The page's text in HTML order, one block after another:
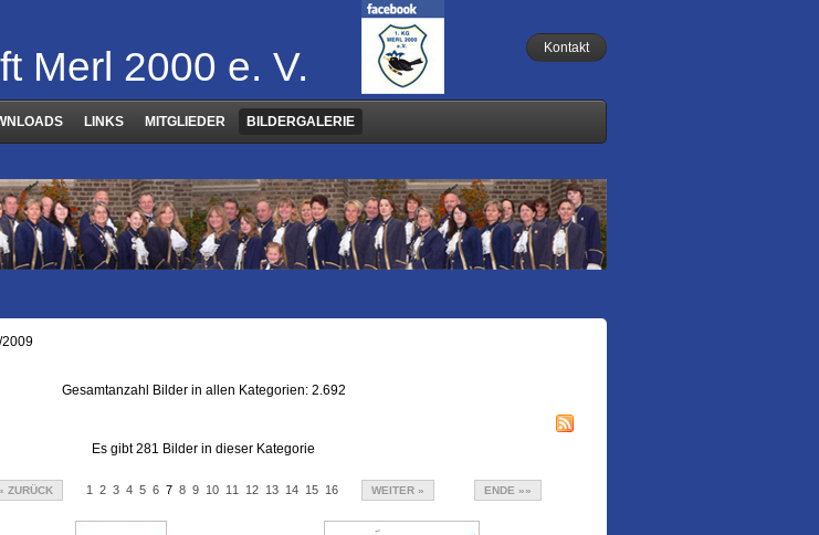
Merl 2000 e. V. Kontakt
LINKS MITGLIEDER BILDERGALERIE
2009
Gesamtanzahl Bilder in allen Kategorien: 2.692
Es gibt 281 Bilder in dieser Kategorie
ZURÜCK 1 2 3 4 5 6 7 8 9 10 11 12 13 14 15 16 WEITER » ENDE »»